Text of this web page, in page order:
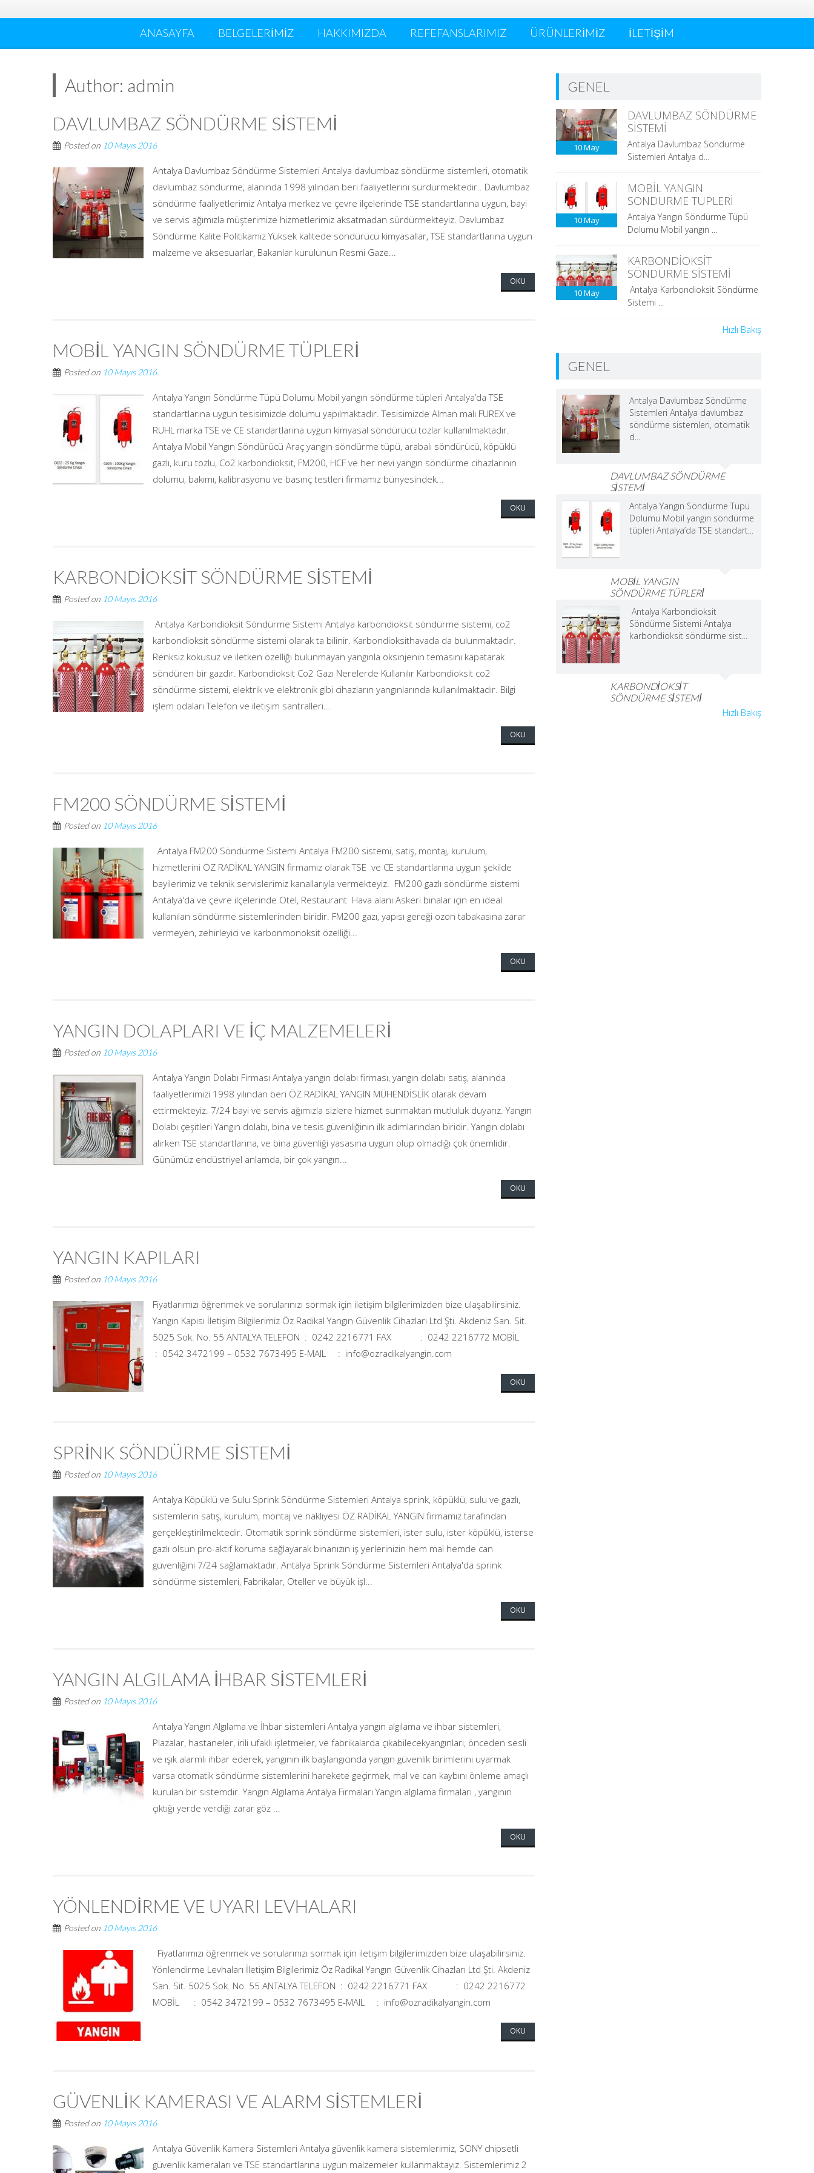
ANASAYFA BELGELERİMİZ HAKKIMIZDA REFEFANSLARIMIZ ÜRÜNLERİMİZ İLETİŞİM
Author: admin
DAVLUMBAZ SÖNDÜRME SİSTEMİ
Posted on 10 Mayıs 2016
Antalya Davlumbaz Söndürme Sistemleri Antalya davlumbaz söndürme sistemleri, otomatik
davlumbaz söndürme, alanında 1998 yılından beri faaliyetlerini sürdürmektedir.. Davlumbaz
söndürme faaliyetlerimiz Antalya merkez ve çevre ilçelerinde TSE standartlarına uygun, bayi
ve servis ağımızla müşterimize hizmetlerimiz aksatmadan sürdürmekteyiz. Davlumbaz
Söndürme Kalite Politikamız Yüksek kalitede söndürücü kimyasallar, TSE standartlarına uygun
malzeme ve aksesuarlar, Bakanlar kurulunun Resmi Gaze...
OKU
MOBİL YANGIN SÖNDÜRME TÜPLERİ
Posted on 10 Mayıs 2016
Antalya Yangın Söndürme Tüpü Dolumu Mobil yangın söndürme tüpleri Antalya’da TSE
standartlarına uygun tesisimizde dolumu yapılmaktadır. Tesisimizde Alman malı FUREX ve
RUHL marka TSE ve CE standartlarına uygun kimyasal söndürücü tozlar kullanılmaktadır.
Antalya Mobil Yangın Söndürücü Araç yangın söndürme tüpü, arabalı söndürücü, köpüklü
gazlı, kuru tozlu, Co2 karbondioksit, FM200, HCF ve her nevi yangın söndürme cihazlarının
dolumu, bakımı, kalibrasyonu ve basınç testleri firmamız bünyesindek...
OKU
KARBONDİOKSİT SÖNDÜRME SİSTEMİ
Posted on 10 Mayıs 2016
Antalya Karbondioksit Söndürme Sistemi Antalya karbondioksit söndürme sistemi, co2
karbondioksit söndürme sistemi olarak ta bilinir. Karbondioksithavada da bulunmaktadır.
Renksiz kokusuz ve iletken özelliği bulunmayan yangınla oksinjenin temasını kapatarak
söndüren bir gazdır. Karbondioksit Co2 Gazı Nerelerde Kullanılır Karbondioksit co2
söndürme sistemi, elektrik ve elektronik gibi cihazların yangınlarında kullanılmaktadır. Bilgi
işlem odaları Telefon ve iletişim santralleri...
OKU
FM200 SÖNDÜRME SİSTEMİ
Posted on 10 Mayıs 2016
Antalya FM200 Söndürme Sistemi Antalya FM200 sistemi, satış, montaj, kurulum,
hizmetlerini ÖZ RADİKAL YANGIN firmamız olarak TSE ve CE standartlarına uygun şekilde
bayilerimiz ve teknik servislerimiz kanallarıyla vermekteyiz. FM200 gazlı söndürme sistemi
Antalya'da ve çevre ilçelerinde Otel, Restaurant Hava alanı Askeri binalar için en ideal
kullanılan söndürme sistemlerinden biridir. FM200 gazı, yapısı gereği ozon tabakasına zarar
vermeyen, zehirleyici ve karbonmonoksit özelliği...
OKU
YANGIN DOLAPLARI VE İÇ MALZEMELERİ
Posted on 10 Mayıs 2016
Antalya Yangın Dolabı Firması Antalya yangın dolabı firması, yangın dolabı satış, alanında
faaliyetlerimizi 1998 yılından beri ÖZ RADİKAL YANGIN MÜHENDİSLİK olarak devam
ettirmekteyiz. 7/24 bayi ve servis ağımızla sizlere hizmet sunmaktan mutluluk duyarız. Yangın
Dolabı çeşitleri Yangın dolabı, bina ve tesis güvenliğinin ilk adımlarından biridir. Yangın dolabı
alırken TSE standartlarına, ve bina güvenliği yasasına uygun olup olmadığı çok önemlidir.
Günümüz endüstriyel anlamda, bir çok yangın...
OKU
YANGIN KAPILARI
Posted on 10 Mayıs 2016
Fiyatlarımızı öğrenmek ve sorularınızı sormak için iletişim bilgilerimizden bize ulaşabilirsiniz.
Yangın Kapısı İletişim Bilgilerimiz Öz Radikal Yangın Güvenlik Cihazları Ltd Şti. Akdeniz San. Sit.
5025 Sok. No. 55 ANTALYA TELEFON : 0242 2216771 FAX : 0242 2216772 MOBİL
: 0542 3472199 – 0532 7673495 E-MAIL : info@ozradikalyangin.com
OKU
SPRİNK SÖNDÜRME SİSTEMİ
Posted on 10 Mayıs 2016
Antalya Köpüklü ve Sulu Sprink Söndürme Sistemleri Antalya sprink, köpüklü, sulu ve gazlı,
sistemlerin satış, kurulum, montaj ve nakliyesi ÖZ RADİKAL YANGIN firmamız tarafından
gerçekleştirilmektedir. Otomatik sprink söndürme sistemleri, ister sulu, ister köpüklü, isterse
gazlı olsun pro-aktif koruma sağlayarak binanızın iş yerlerinizin hem mal hemde can
güvenliğini 7/24 sağlamaktadır. Antalya Sprink Söndürme Sistemleri Antalya'da sprink
söndürme sistemleri, Fabrikalar, Oteller ve büyük işl...
OKU
YANGIN ALGILAMA İHBAR SİSTEMLERİ
Posted on 10 Mayıs 2016
Antalya Yangın Algılama ve İhbar sistemleri Antalya yangın algılama ve ihbar sistemleri,
Plazalar, hastaneler, irili ufaklı işletmeler, ve fabrikalarda çıkabilecekyangınları, önceden sesli
ve ışık alarmlı ihbar ederek, yangının ilk başlangıcında yangın güvenlik birimlerini uyarmak
varsa otomatik söndürme sistemlerini harekete geçirmek, mal ve can kaybını önleme amaçlı
kurulan bir sistemdir. Yangın Algılama Antalya Firmaları Yangın algılama firmaları , yangının
çıktığı yerde verdiği zarar göz ...
OKU
YÖNLENDİRME VE UYARI LEVHALARI
Posted on 10 Mayıs 2016
Fiyatlarımızı öğrenmek ve sorularınızı sormak için iletişim bilgilerimizden bize ulaşabilirsiniz.
Yönlendirme Levhaları İletişim Bilgilerimiz Öz Radikal Yangın Güvenlik Cihazları Ltd Şti. Akdeniz
San. Sit. 5025 Sok. No. 55 ANTALYA TELEFON : 0242 2216771 FAX : 0242 2216772
MOBİL : 0542 3472199 – 0532 7673495 E-MAIL : info@ozradikalyangin.com
OKU
GÜVENLİK KAMERASI VE ALARM SİSTEMLERİ
Posted on 10 Mayıs 2016
Antalya Güvenlik Kamera Sistemleri Antalya güvenlik kamera sistemlerimiz, SONY chipsetli
güvenlik kameraları ve TSE standartlarına uygun malzemeler kullanmaktayız. Sistemlerimiz 2
GENEL
10May
DAVLUMBAZ SÖNDÜRME
SİSTEMİ
Antalya Davlumbaz Söndürme
Sistemleri Antalya d...
10May
MOBİL YANGIN
SÖNDÜRME TÜPLERİ
Antalya Yangın Söndürme Tüpü
Dolumu Mobil yangın ...
10May
KARBONDİOKSİT
SÖNDÜRME SİSTEMİ
Antalya Karbondioksit Söndürme
Sistemi ...
Hızlı Bakış
GENEL
Antalya Davlumbaz Söndürme
Sistemleri Antalya davlumbaz
söndürme sistemleri, otomatik
d...
DAVLUMBAZ SÖNDÜRME
SİSTEMİ
Antalya Yangın Söndürme Tüpü
Dolumu Mobil yangın söndürme
tüpleri Antalya’da TSE standart...
MOBİL YANGIN
SÖNDÜRME TÜPLERİ
Antalya Karbondioksit
Söndürme Sistemi Antalya
karbondioksit söndürme sist...
KARBONDİOKSİT
SÖNDÜRME SİSTEMİ
Hızlı Bakış